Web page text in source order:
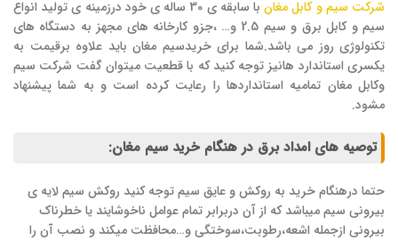
شرکت سیم و کابل مغان
با سابقه ی 30 ساله ی خود درزمینه ی تولید انواع
سیم و کابل برق و سیم 2.5 و… ،جزو کارخانه های مجهز به دستگاه های
تکنولوژی روز می باشد.شما برای خریدسیم مغان باید علاوه برقیمت به
یکسری استاندارد هانیز توجه کنید که با قطعیت میتوان گفت شرکت سیم
وکابل مغان تمامیه استانداردها را رعایت کرده است و به شما پیشنهاد
مشود.
توصیه های امداد برق در هنگام خرید سیم مغان:
حتما درهنگام خرید به روکش و عایق سیم توجه کنید روکش سیم لایه ی
بیرونی سیم میباشد که از آن دربرابر تمام عوامل ناخوشایند یا خطرناک
بیرونی ازجمله اشعه،رطوبت،سوختگی و…محافظت میکند و نصب آن را